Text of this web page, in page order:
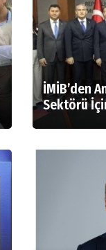
İMİB’den
Sektörü